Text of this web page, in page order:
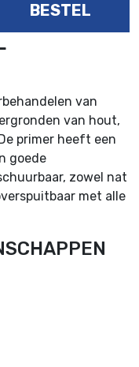
BESTEL
van
van hout,
primer heeft een
goede
zowel nat
met alle